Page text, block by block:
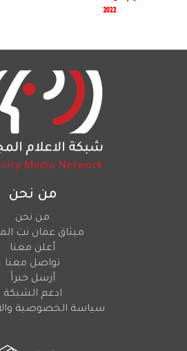
من نحن
من نحن
ميثاق عمان نت
أعلن معنا
تواصل معنا
أرسل خبراً
ادعم الشبكة
سياسة الخصوصية